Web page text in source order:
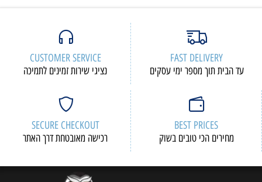
FAST DELIVERY
עד הבית תוך מספר ימי עסקים
CUSTOMER SERVICE
נציגי שירות זמינים לתמיכה
BEST PRICES
מחירים הכי טובים בשוק
SECURE CHECKOUT
רכישה מאובטחת דרך האתר